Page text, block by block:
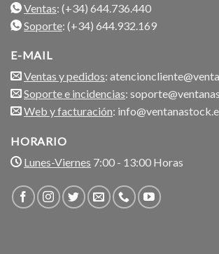
Ventas: (+34) 644.736.440
Soporte: (+34) 644.932.169
E-MAIL
Ventas y pedidos:
Soporte e incidencias:
Web y facturación:
HORARIO
Lunes-Viernes 7:00 - 13:00 Horas